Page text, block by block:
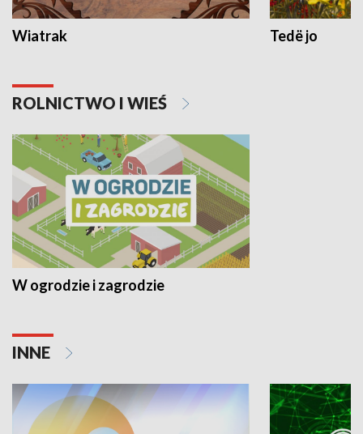
Wiatrak Tedë jo
ROLNICTWO I WIEŚ
W ogrodzie i zagrodzie
INNE